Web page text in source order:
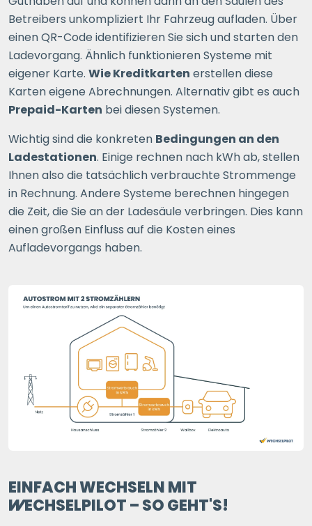
Betreibers unkompliziert Ihr Fahrzeug aufladen. Über
einen QR-Code identifizieren Sie sich und starten den
Ladevorgang. Ähnlich funktionieren Systeme mit
eigener Karte. Wie Kreditkarten erstellen diese
Karten eigene Abrechnungen. Alternativ gibt es auch
Prepaid-Karten bei diesen Systemen.
Wichtig sind die konkreten Bedingungen an den
Ladestationen. Einige rechnen nach kWh ab, stellen
Ihnen also die tatsächlich verbrauchte Strommenge
in Rechnung. Andere Systeme berechnen hingegen
die Zeit, die Sie an der Ladesäule verbringen. Dies kann
einen großen Einfluss auf die Kosten eines
Aufladevorgangs haben.
EINFACH WECHSELN MIT
WECHSELPILOT– SO GEHT'S!